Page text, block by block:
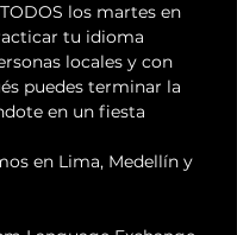
los martes en
tu idioma
locales y con
puedes terminar la
en un fiesta
en Lima, Medellín y